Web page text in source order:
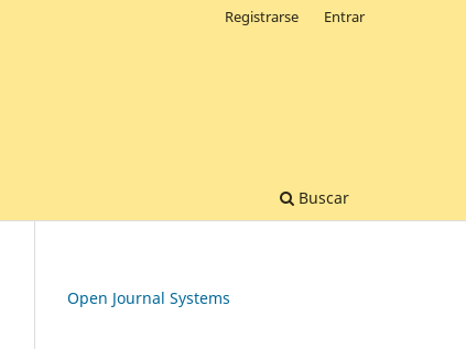
Buscar
Registrarse Entrar
Open Journal Systems